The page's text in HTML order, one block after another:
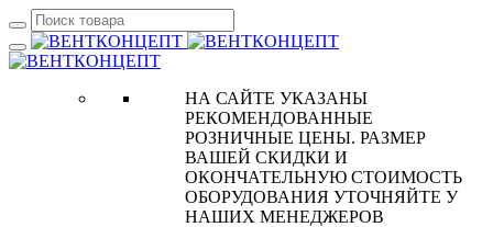
НА САЙТЕ УКАЗАНЫ
РЕКОМЕНДОВАННЫЕ
РОЗНИЧНЫЕ ЦЕНЫ. РАЗМЕР
ВАШЕЙ СКИДКИ И
ОКОНЧАТЕЛЬНУЮ СТОИМОСТЬ
ОБОРУДОВАНИЯ УТОЧНЯЙТЕ У
НАШИХ МЕНЕДЖЕРОВ